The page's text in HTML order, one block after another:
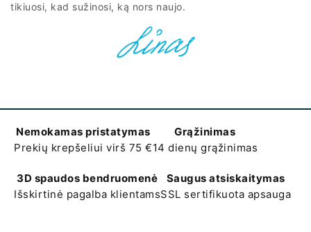
tikiuosi, kad sužinosi, ką nors naujo.
Nemokamas pristatymas
Prekių krepšeliui virš 75 €
Grąžinimas
14 dienų grąžinimas
3D spaudos bendruomenė
Išskirtinė pagalba klientams
Saugus atsiskaitymas
SSL sertifikuota apsauga